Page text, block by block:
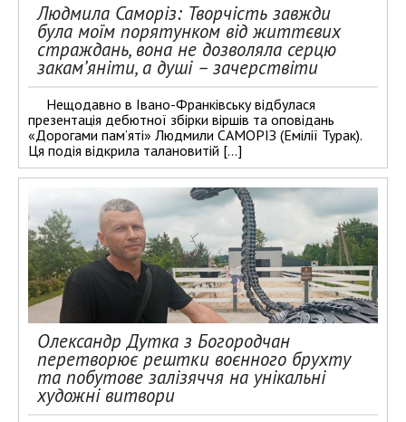
Людмила Саморіз: Творчість завжди
була моїм порятунком від життєвих
страждань, вона не дозволяла серцю
закам’яніти, а душі – зачерствіти
Нещодавно в Івано-Франківську відбулася
презентація дебютної збірки віршів та оповідань
«Дорогами пам’яті» Людмили САМОРІЗ (Емілії Турак).
Ця подія відкрила талановитій […]
Олександр Дутка з Богородчан
перетворює рештки воєнного брухту
та побутове залізяччя на унікальні
художні витвори